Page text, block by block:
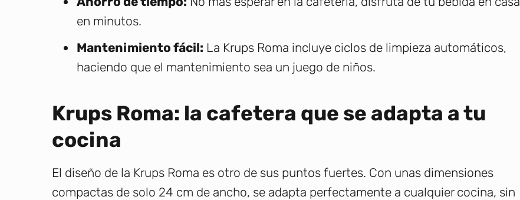
en minutos.
Mantenimiento fácil: La Krups Roma incluye ciclos de limpieza automáticos,
haciendo que el mantenimiento sea un juego de niños.
Krups Roma: la cafetera que se adapta a tu
cocina
El diseño de la Krups Roma es otro de sus puntos fuertes. Con unas dimensiones
compactas de solo 24 cm de ancho, se adapta perfectamente a cualquier cocina, sin